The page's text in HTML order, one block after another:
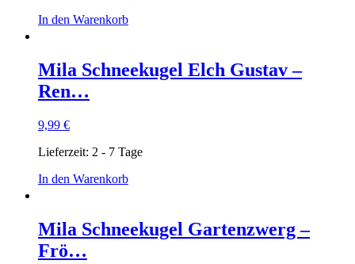
In den Warenkorb
Mila Schneekugel Elch Gustav –
Ren…
9,99 €
Lieferzeit: 2 - 7 Tage
In den Warenkorb
Mila Schneekugel Gartenzwerg –
Frö…